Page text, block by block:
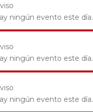
ningún evento este día.
ningún evento este día.
ningún evento este día.